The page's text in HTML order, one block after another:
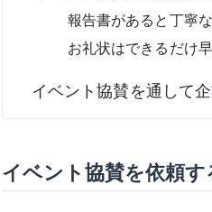
報告書があると丁寧
お礼状はできるだけ
イベント協賛を通して
イベント協賛を依頼